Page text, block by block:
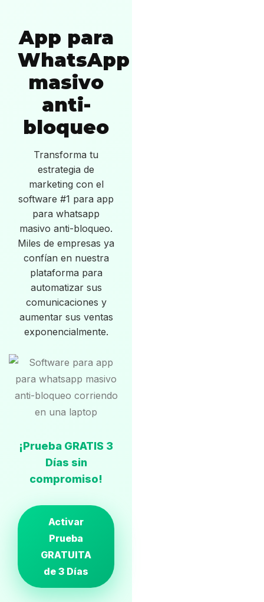
App para
WhatsApp
masivo
anti-
bloqueo
Transforma tu
estrategia de
marketing con el
software #1 para app
para whatsapp
masivo anti-bloqueo.
Miles de empresas ya
confían en nuestra
plataforma para
automatizar sus
comunicaciones y
aumentar sus ventas
exponencialmente.
¡Prueba GRATIS 3
Días sin
compromiso!
Activar
Prueba
GRATUITA
de 3 Días